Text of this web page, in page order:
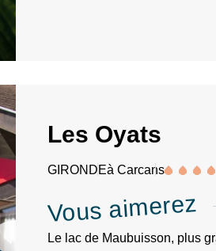
Les Oyats
GIRONDEà Carcans
Vous aimerez
Le lac de Maubuisson, plus